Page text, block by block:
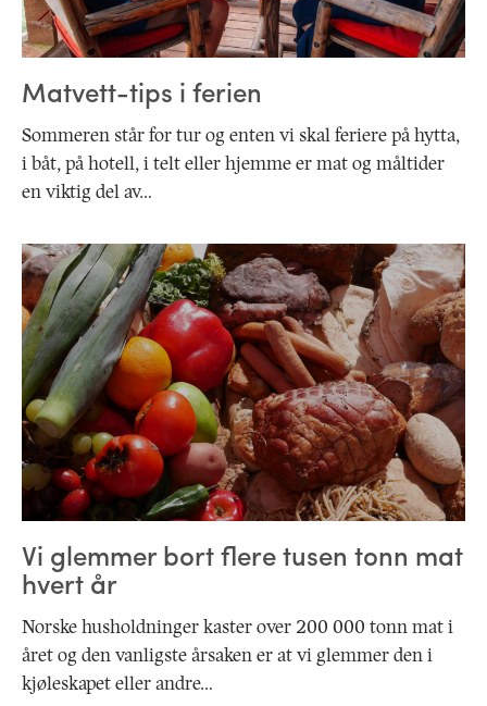
Matvett-tips i ferien
Sommeren står for tur og enten vi skal feriere på hytta,
i båt, på hotell, i telt eller hjemme er mat og måltider
en viktig del av…
Vi glemmer bort flere tusen tonn mat
hvert år
Norske husholdninger kaster over 200 000 tonn mat i
året ­og den vanligste årsaken er at vi glemmer den i
kjøleskapet eller andre…